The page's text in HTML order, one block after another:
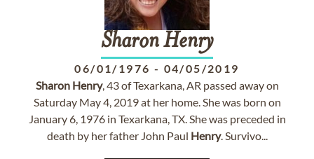
SharonHenry
06/01/1976 - 04/05/2019
Sharon Henry, 43 of Texarkana, AR passed away on
Saturday May 4, 2019 at her home. She was born on
January 6, 1976 in Texarkana, TX. She was preceded in
death by her father John Paul Henry. Survivo...